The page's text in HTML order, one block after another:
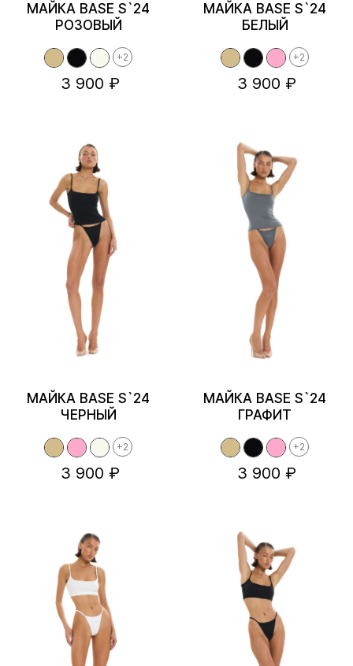
МАЙКА BASE S`24
РОЗОВЫЙ
+2
3 900 ₽
МАЙКА BASE S`24
БЕЛЫЙ
+2
3 900 ₽
МАЙКА BASE S`24
ЧЕРНЫЙ
+2
3 900 ₽
МАЙКА BASE S`24
ГРАФИТ
+2
3 900 ₽